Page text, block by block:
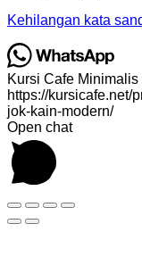
Kehilangan kata
Kursi Cafe
https://kursicafe.net/
jok-kain-modern/
Open chat